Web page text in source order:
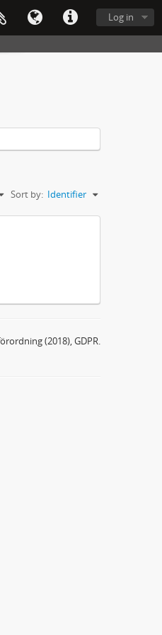
Log in
Sort by: Identifier
(2018), GDPR.